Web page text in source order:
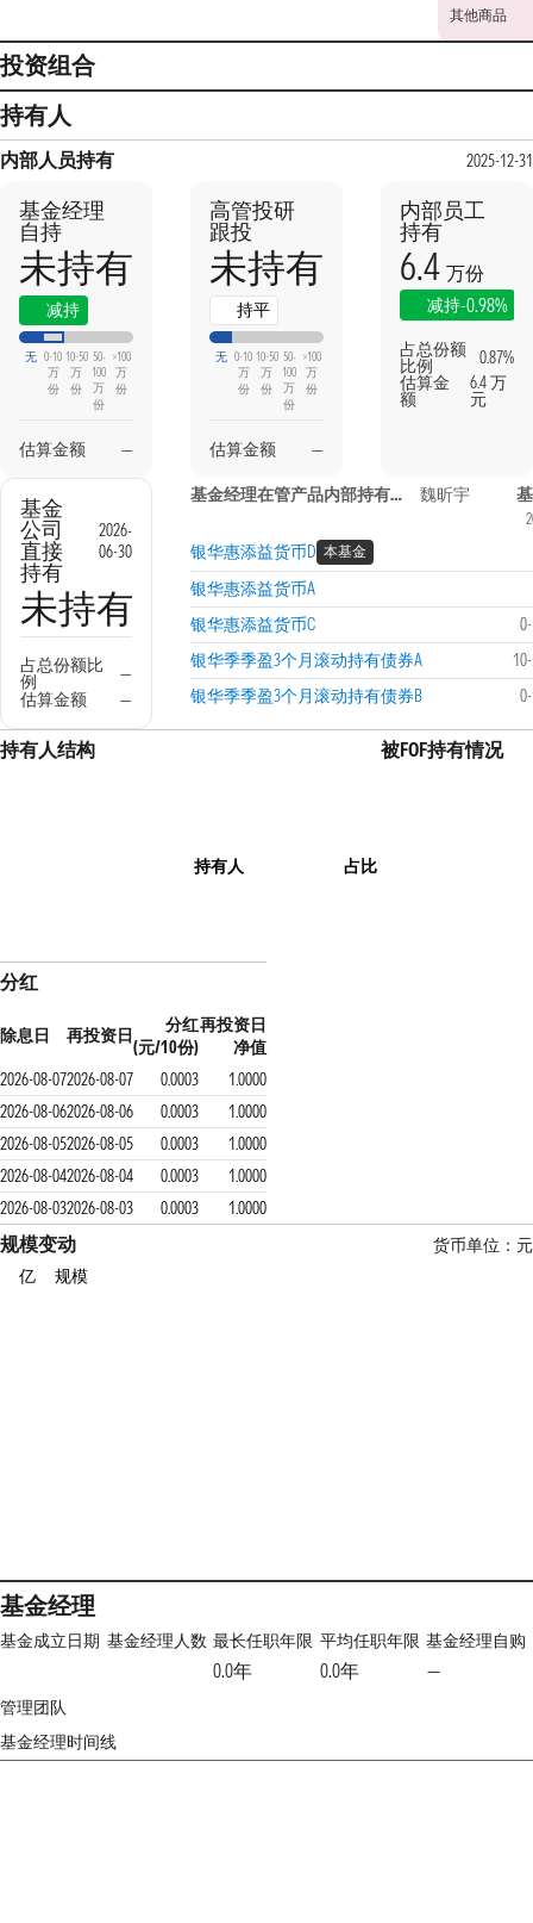
其他商品
投资组合
持有人
内部人员持有 2025-12-31
基金经理
自持
未持有
减持
上期
无 0-10
万
份
10-50
万
份
50-
100
万
份
>100
万
份
估算金额 —
高管投研
跟投
未持有
持平
无 0-10
万
份
10-50
万
份
50-
100
万
份
>100
万
份
估算金额 —
内部员工
持有
6.4 万份
减持-0.98%
占总份额
比例
0.87%
估算金
额
6.4 万
元
基金
公司
直接
持有
2026-
06-30
未持有
占总份额比
例
—
估算金额
—
基金经理在管产品内部持有信息 魏昕宇
银华惠添益货币D 本基金
银华惠添益货币A
银华惠添益货币C
银华季季盈3个月滚动持有债券A
银华季季盈3个月滚动持有债券B
持有人结构
持有人 占比
被FOF持有情况
分红
除息日 再投资日
分红
(元/10份)
再投资日
净值
2026-08-072026-08-07 0.0003
1.0000
2026-08-062026-08-06 0.0003
1.0000
2026-08-052026-08-05 0.0003
1.0000
2026-08-042026-08-04 0.0003
1.0000
2026-08-032026-08-03 0.0003 1.0000
规模变动
货币单位：元
亿
规模
基金经理
基金成立日期 基金经理人数 最长任职年限
0.0年
平均任职年限
0.0年
基金经理自购
—
管理团队
基金经理时间线